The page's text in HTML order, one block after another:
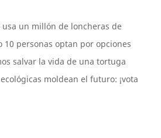
un millón de loncheras de
10 personas optan por opciones
salvar la vida de una tortuga
moldean el futuro: ¡vota